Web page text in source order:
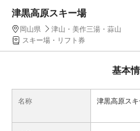
津黒高原スキー場
岡山県
津山・美作三湯・蒜山
スキー場・リフト券
基本
名称 津黒高原ス